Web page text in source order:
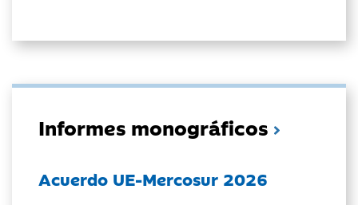
Informes monográficos
Acuerdo UE-Mercosur 2026